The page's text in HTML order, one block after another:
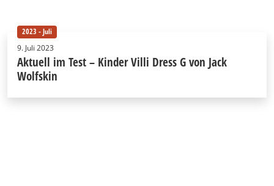
2023 - Juli
9. Juli 2023
Aktuell im Test – Kinder Villi Dress G von Jack
Wolfskin